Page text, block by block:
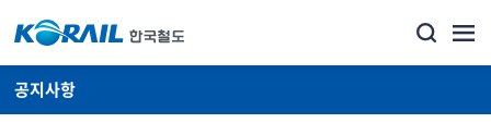
공지사항